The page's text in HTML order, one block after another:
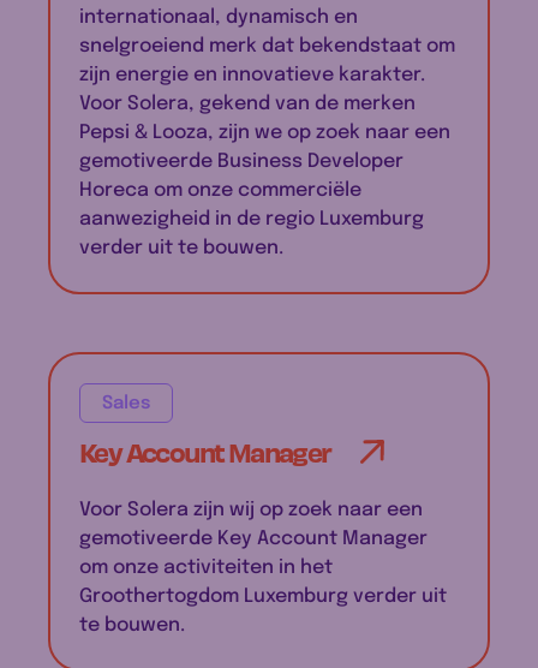
internationaal, dynamisch en
snelgroeiend merk dat bekendstaat om
zijn energie en innovatieve karakter.
Voor Solera, gekend van de merken
Pepsi & Looza, zijn we op zoek naar een
gemotiveerde Business Developer
Horeca om onze commerciële
aanwezigheid in de regio Luxemburg
verder uit te bouwen.
Sales
Key Account Manager
Voor Solera zijn wij op zoek naar een
gemotiveerde Key Account Manager
om onze activiteiten in het
Groothertogdom Luxemburg verder uit
te bouwen.